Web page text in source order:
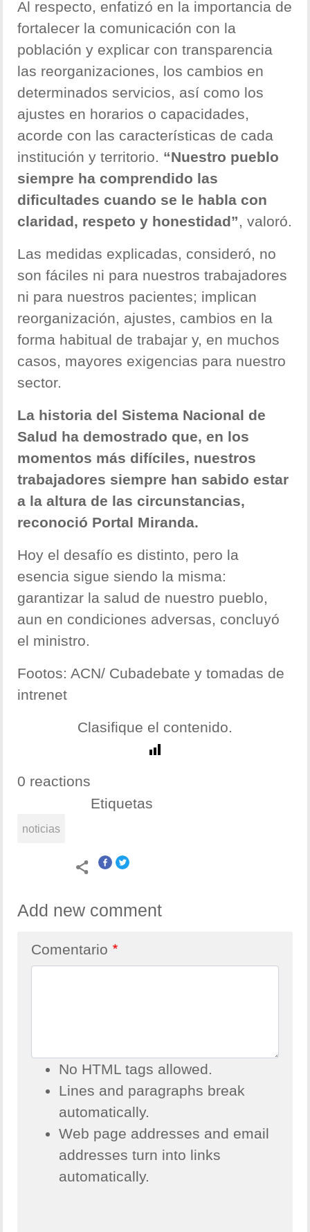
Al respecto, enfatizó en la importancia de
fortalecer la comunicación con la
población y explicar con transparencia
las reorganizaciones, los cambios en
determinados servicios, así como los
ajustes en horarios o capacidades,
acorde con las características de cada
institución y territorio. “Nuestro pueblo
siempre ha comprendido las
dificultades cuando se le habla con
claridad, respeto y honestidad”, valoró.
Las medidas explicadas, consideró, no
son fáciles ni para nuestros trabajadores
ni para nuestros pacientes; implican
reorganización, ajustes, cambios en la
forma habitual de trabajar y, en muchos
casos, mayores exigencias para nuestro
sector.
La historia del Sistema Nacional de
Salud ha demostrado que, en los
momentos más difíciles, nuestros
trabajadores siempre han sabido estar
a la altura de las circunstancias,
reconoció Portal Miranda.
Hoy el desafío es distinto, pero la
esencia sigue siendo la misma:
garantizar la salud de nuestro pueblo,
aun en condiciones adversas, concluyó
el ministro.
Footos: ACN/ Cubadebate y tomadas de
intrenet
Clasifique el contenido.
0 reactions
Etiquetas
noticias
Add new comment
Comentario
No HTML tags allowed.
Lines and paragraphs break
automatically.
Web page addresses and email
addresses turn into links
automatically.